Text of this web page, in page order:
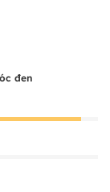
đen